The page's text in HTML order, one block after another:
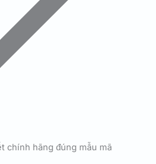
chính hãng đúng mẫu mã